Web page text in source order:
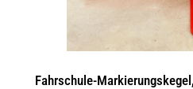
Fahrschule-